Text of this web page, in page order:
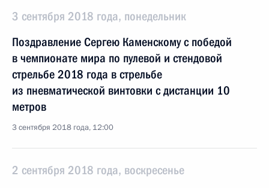
3 сентября 2018 года, понедельник
Поздравление Сергею Каменскому с победой
в чемпионате мира по пулевой и стендовой
стрельбе 2018 года в стрельбе
из пневматической винтовки с дистанции 10
метров
3 сентября 2018 года, 12:00
2 сентября 2018 года, воскресенье